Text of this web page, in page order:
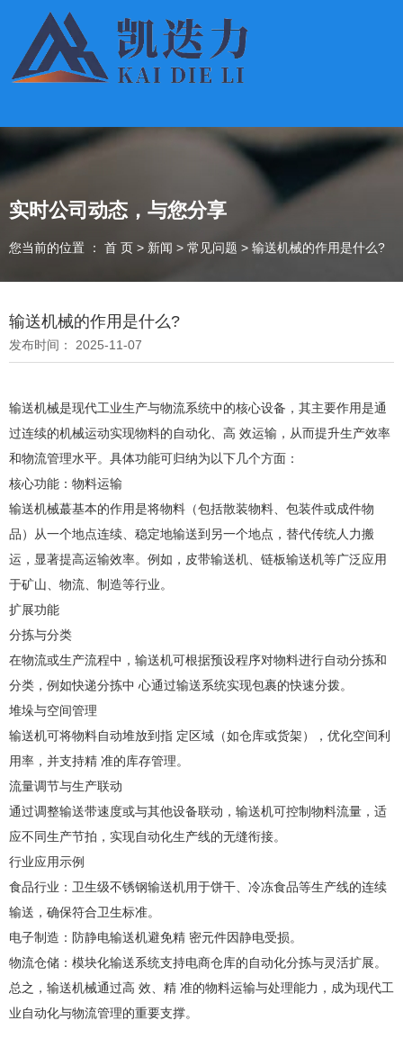
实时公司动态，与您分享
您当前的位置 ： 首 页 > 新闻 > 常见问题 > 输送机械的作用是什么?
输送机械的作用是什么?
发布时间： 2025-11-07
输送机械是现代工业生产与物流系统中的核心设备，其主要作用是通
过连续的机械运动实现物料的自动化、高 效运输，从而提升生产效率
和物流管理水平‌。具体功能可归纳为以下几个方面：
核心功能：物料运输
输送机械蕞基本的作用是将物料（包括散装物料、包装件或成件物
品）从一个地点连续、稳定地输送到另一个地点，替代传统人力搬
运，显著提高运输效率‌。例如，皮带输送机、链板输送机等广泛应用
于矿山、物流、制造等行业‌。
扩展功能
分拣与分类‌
在物流或生产流程中，输送机可根据预设程序对物料进行自动分拣和
分类，例如快递分拣中 心通过输送系统实现包裹的快速分拨。
堆垛与空间管理‌
输送机可将物料自动堆放到指 定区域（如仓库或货架），优化空间利
用率，并支持精 准的库存管理‌。
流量调节与生产联动‌
通过调整输送带速度或与其他设备联动，输送机可控制物料流量，适
应不同生产节拍，实现自动化生产线的无缝衔接。
行业应用示例
食品行业‌：卫生级不锈钢输送机用于饼干、冷冻食品等生产线的连续
输送，确保符合卫生标准‌。
电子制造‌：防静电输送机避免精 密元件因静电受损‌。
物流仓储‌：模块化输送系统支持电商仓库的自动化分拣与灵活扩展‌。
总之，输送机械通过高 效、精 准的物料运输与处理能力，成为现代工
业自动化与物流管理的重要支撑‌。